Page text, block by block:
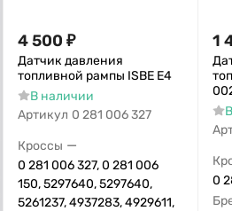
4 500 ₽
Датчик давления
топливной рампы ISBE Е4
В наличии
Артикул 0 281 006 327
Кроссы —
0 281 006 327, 0 281 006
150, 5297640, 5297640,
5261237, 4937283, 4929611,
1
0